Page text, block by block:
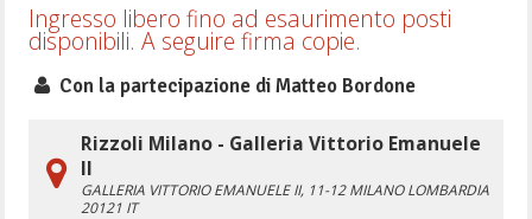
Ingresso libero fino ad esaurimento posti
disponibili. A seguire firma copie.
Con la partecipazione di Matteo Bordone
Rizzoli Milano - Galleria Vittorio Emanuele
II
GALLERIA VITTORIO EMANUELE II, 11-12MILANO LOMBARDIA
20121 IT